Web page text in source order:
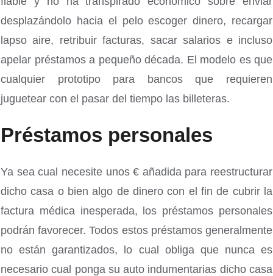
desplazándolo hacia el pelo escoger dinero, recargar
lapso aire, retribuir facturas, sacar salarios e incluso
apelar préstamos a pequeño década. El modelo es que
cualquier prototipo para bancos que requieren
juguetear con el pasar del tiempo las billeteras.
Préstamos personales
Ya sea cual necesite unos € añadida para reestructurar
dicho casa o bien algo de dinero con el fin de cubrir la
factura médica inesperada, los préstamos personales
podrán favorecer. Todos estos préstamos generalmente
no están garantizados, lo cual obliga que nunca es
necesario cual ponga su auto indumentarias dicho casa